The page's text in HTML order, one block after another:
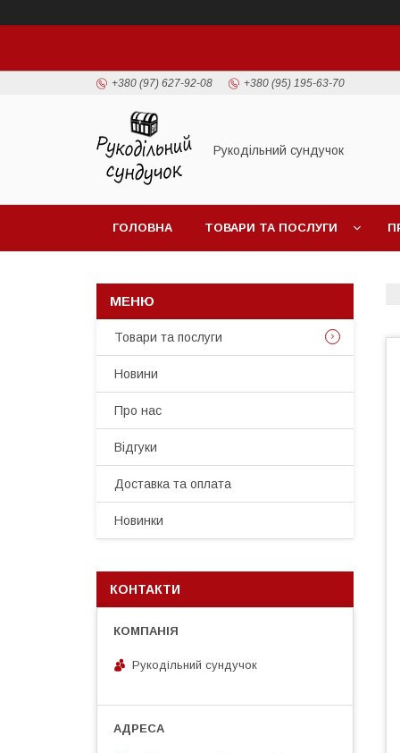
+380 (97) 627-92-08 +380 (95) 195-63-70
Рукодільний сундучок
ГОЛОВНА ТОВАРИ ТА ПОСЛУГИ
Товари та послуги
Новини
Про нас
Відгуки
Доставка та оплата
Новинки
КОНТАКТИ
Рукодільний сундучок